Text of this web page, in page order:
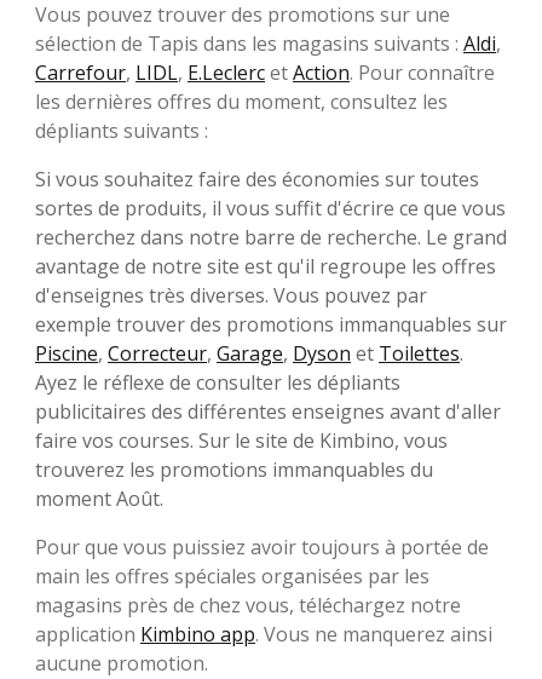
Vous pouvez trouver des promotions sur une
sélection de Tapis dans les magasins suivants : Aldi,
Carrefour, LIDL, E.LeclercetAction. Pour connaître
les dernières offres du moment, consultez les
dépliants suivants :
Si vous souhaitez faire des économies sur toutes
sortes de produits, il vous suffit d'écrire ce que vous
recherchez dans notre barre de recherche. Le grand
avantage de notre site est qu'il regroupe les offres
d'enseignes très diverses. Vous pouvez par
exemple trouver des promotions immanquables sur
Piscine, Correcteur, Garage, Dyson et Toilettes.
Ayez le réflexe de consulter les dépliants
publicitaires des différentes enseignes avant d'aller
faire vos courses. Sur le site de Kimbino, vous
trouverez les promotions immanquables du
moment Août.
Pour que vous puissiez avoir toujours à portée de
main les offres spéciales organisées par les
magasins près de chez vous, téléchargez notre
application Kimbino app. Vous ne manquerez ainsi
aucune promotion.